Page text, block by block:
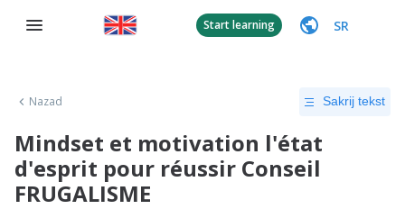
Start learning SR
Nazad Sakrij tekst
Mindset et motivation l'état
d'esprit pour réussir Conseil
FRUGALISME